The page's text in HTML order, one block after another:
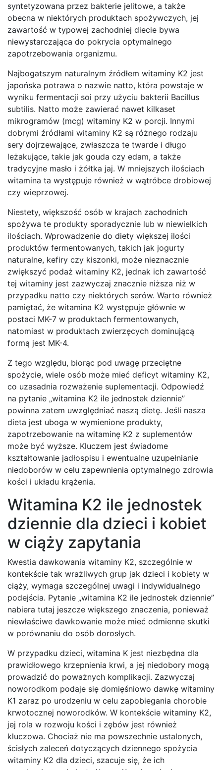
syntetyzowana przez bakterie jelitowe, a także
obecna w niektórych produktach spożywczych, jej
zawartość w typowej zachodniej diecie bywa
niewystarczająca do pokrycia optymalnego
zapotrzebowania organizmu.
Najbogatszym naturalnym źródłem witaminy K2 jest
japońska potrawa o nazwie natto, która powstaje w
wyniku fermentacji soi przy użyciu bakterii Bacillus
subtilis. Natto może zawierać nawet kilkaset
mikrogramów (mcg) witaminy K2 w porcji. Innymi
dobrymi źródłami witaminy K2 są różnego rodzaju
sery dojrzewające, zwłaszcza te twarde i długo
leżakujące, takie jak gouda czy edam, a także
tradycyjne masło i żółtka jaj. W mniejszych ilościach
witamina ta występuje również w wątróbce drobiowej
czy wieprzowej.
Niestety, większość osób w krajach zachodnich
spożywa te produkty sporadycznie lub w niewielkich
ilościach. Wprowadzenie do diety większej ilości
produktów fermentowanych, takich jak jogurty
naturalne, kefiry czy kiszonki, może nieznacznie
zwiększyć podaż witaminy K2, jednak ich zawartość
tej witaminy jest zazwyczaj znacznie niższa niż w
przypadku natto czy niektórych serów. Warto również
pamiętać, że witamina K2 występuje głównie w
postaci MK-7 w produktach fermentowanych,
natomiast w produktach zwierzęcych dominującą
formą jest MK-4.
Z tego względu, biorąc pod uwagę przeciętne
spożycie, wiele osób może mieć deficyt witaminy K2,
co uzasadnia rozważenie suplementacji. Odpowiedź
na pytanie „witamina K2 ile jednostek dziennie”
powinna zatem uwzględniać naszą dietę. Jeśli nasza
dieta jest uboga w wymienione produkty,
zapotrzebowanie na witaminę K2 z suplementów
może być wyższe. Kluczem jest świadome
kształtowanie jadłospisu i ewentualne uzupełnianie
niedoborów w celu zapewnienia optymalnego zdrowia
kości i układu krążenia.
Witamina K2 ile jednostek
dziennie dla dzieci i kobiet
w ciąży zapytania
Kwestia dawkowania witaminy K2, szczególnie w
kontekście tak wrażliwych grup jak dzieci i kobiety w
ciąży, wymaga szczególnej uwagi i indywidualnego
podejścia. Pytanie „witamina K2 ile jednostek dziennie”
nabiera tutaj jeszcze większego znaczenia, ponieważ
niewłaściwe dawkowanie może mieć odmienne skutki
w porównaniu do osób dorosłych.
W przypadku dzieci, witamina K jest niezbędna dla
prawidłowego krzepnienia krwi, a jej niedobory mogą
prowadzić do poważnych komplikacji. Zazwyczaj
noworodkom podaje się domięśniowo dawkę witaminy
K1 zaraz po urodzeniu w celu zapobiegania chorobie
krwotocznej noworodków. W kontekście witaminy K2,
jej rola w rozwoju kości i zębów jest również
kluczowa. Chociaż nie ma powszechnie ustalonych,
ścisłych zaleceń dotyczących dziennego spożycia
witaminy K2 dla dzieci, szacuje się, że ich